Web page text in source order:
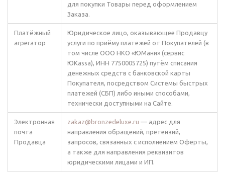
для покупки Товары перед оформлением
Заказа.
Платёжный
агрегатор
Юридическое лицо, оказывающее Продавцу
услуги по приёму платежей от Покупателей (в
том числе ООО НКО «ЮМани» (сервис
ЮKassa), ИНН 7750005725) путём списания
денежных средств с банковской карты
Покупателя, посредством Системы быстрых
платежей (СБП) либо иными способами,
технически доступными на Сайте.
Электронная
почта
Продавца
zakaz@bronzedeluxe.ru — адрес для
направления обращений, претензий,
запросов, связанных с исполнением Оферты,
а также для направления реквизитов
юридическими лицами и ИП.